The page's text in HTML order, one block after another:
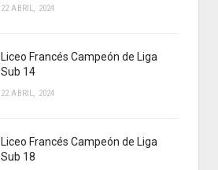
22 ABRIL, 2024
Liceo Francés Campeón de Liga
Sub 14
22 ABRIL, 2024
Liceo Francés Campeón de Liga
Sub 18